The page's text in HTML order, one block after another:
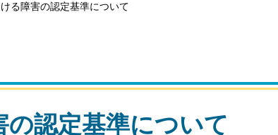
る障害の認定基準について
認定基準について